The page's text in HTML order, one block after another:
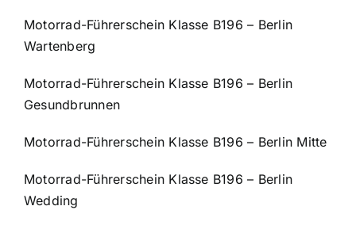
Motorrad-Führerschein Klasse B196 – Berlin
Wartenberg
Motorrad-Führerschein Klasse B196 – Berlin
Gesundbrunnen
Motorrad-Führerschein Klasse B196 – Berlin Mitte
Motorrad-Führerschein Klasse B196 – Berlin
Wedding